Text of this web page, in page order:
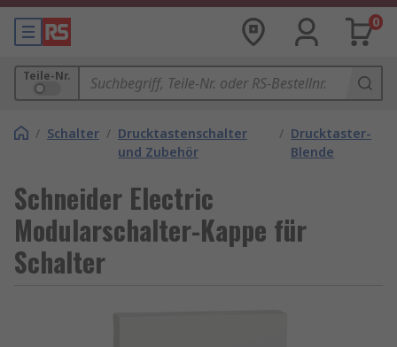
0
Teile-Nr.
/ Schalter / Drucktastenschalter
und Zubehör
/ Drucktaster-
Blende
Schneider Electric
Modularschalter-Kappe für
Schalter